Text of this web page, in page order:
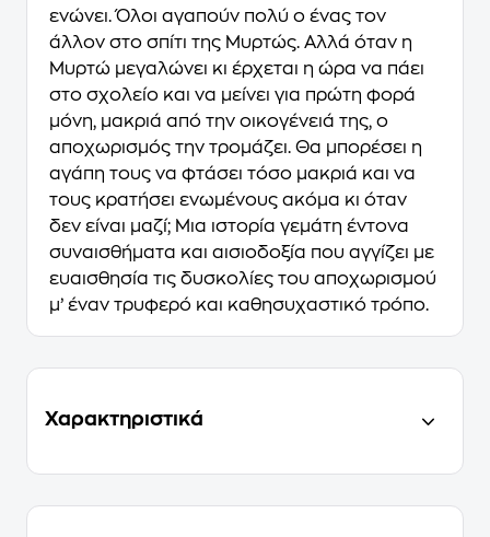
ενώνει. Όλοι αγαπούν πολύ ο ένας τον
άλλον στο σπίτι της Μυρτώς. Αλλά όταν η
Μυρτώ μεγαλώνει κι έρχεται η ώρα να πάει
στο σχολείο και να μείνει για πρώτη φορά
μόνη, μακριά από την οικογένειά της, ο
αποχωρισμός την τρομάζει. Θα μπορέσει η
αγάπη τους να φτάσει τόσο μακριά και να
τους κρατήσει ενωμένους ακόμα κι όταν
δεν είναι μαζί; Μια ιστορία γεμάτη έντονα
συναισθήματα και αισιοδοξία που αγγίζει με
ευαισθησία τις δυσκολίες του αποχωρισμού
μ’ έναν τρυφερό και καθησυχαστικό τρόπο.
Χαρακτηριστικά